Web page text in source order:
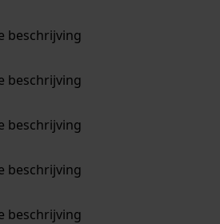
beschrijving
beschrijving
beschrijving
beschrijving
beschrijving